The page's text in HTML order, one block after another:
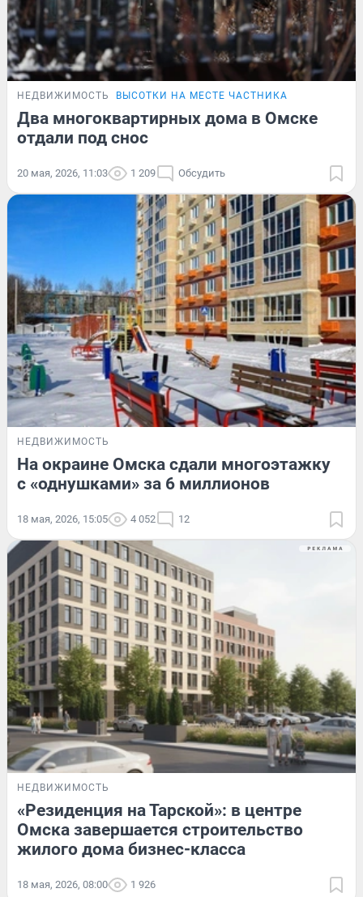
НЕДВИЖИМОСТЬ ВЫСОТКИ НА МЕСТЕ ЧАСТНИКА
Два многоквартирных дома в Омске
отдали под снос
20 мая, 2026, 11:03 1 209 Обсудить
НЕДВИЖИМОСТЬ
На окраине Омска сдали многоэтажку
с «однушками» за 6 миллионов
18 мая, 2026, 15:05 4 052 12
НЕДВИЖИМОСТЬ
«Резиденция на Тарской»: в центре
Омска завершается строительство
жилого дома бизнес-класса
18 мая, 2026, 08:00 1 926